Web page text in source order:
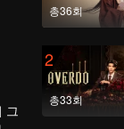
그
총36회
2
총33회